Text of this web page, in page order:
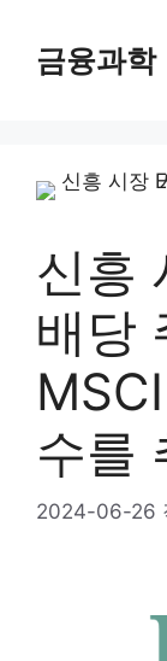
금융과학
신흥
배당
수를
2024-06-26